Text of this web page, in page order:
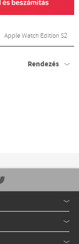
Apple Watch Edition S2
Rendezés